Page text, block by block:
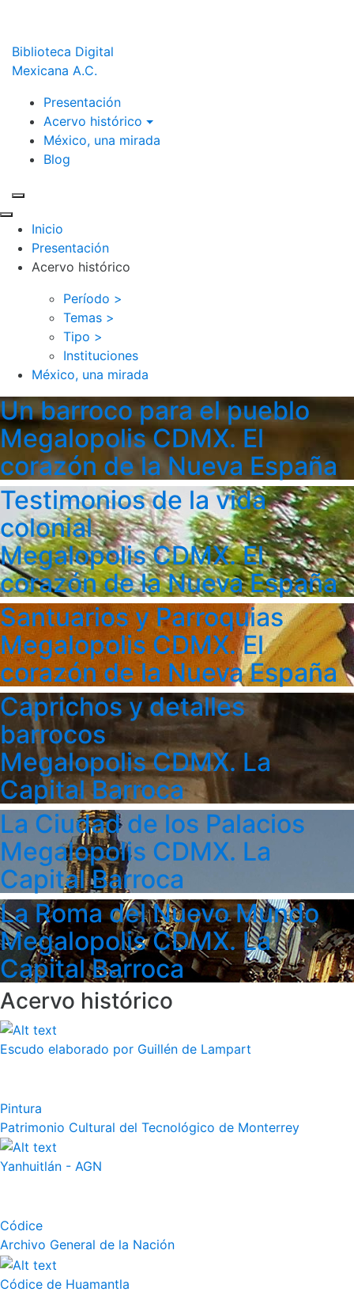
Biblioteca Digital
Mexicana A.C.
Presentación
Acervo histórico
México, una mirada
Blog
Inicio
Presentación
Acervo histórico
Período >
Temas >
Tipo >
Instituciones
México, una mirada
Un barroco para el pueblo
Megalopolis CDMX. El
corazón de la Nueva España
Testimonios de la vida
colonial
Megalopolis CDMX. El
corazón de la Nueva España
Santuarios y Parroquias
Megalopolis CDMX. El
corazón de la Nueva España
Caprichos y detalles
barrocos
Megalopolis CDMX. La
Capital Barroca
La Ciudad de los Palacios
Megalopolis CDMX. La
Capital Barroca
La Roma del Nuevo Mundo
Megalopolis CDMX. La
Capital Barroca
Acervo histórico
Escudo elaborado por Guillén de Lampart
Pintura
Patrimonio Cultural del Tecnológico de Monterrey
Yanhuitlán - AGN
Códice
Archivo General de la Nación
Códice de Huamantla